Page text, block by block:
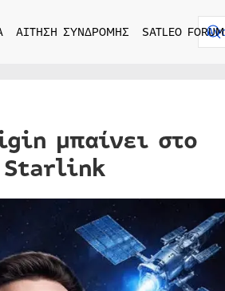
ΑΙΤΗΣΗ ΣΥΝΔΡΟΜΗΣ SATLEO FORUM
μπαίνει στο
Starlink